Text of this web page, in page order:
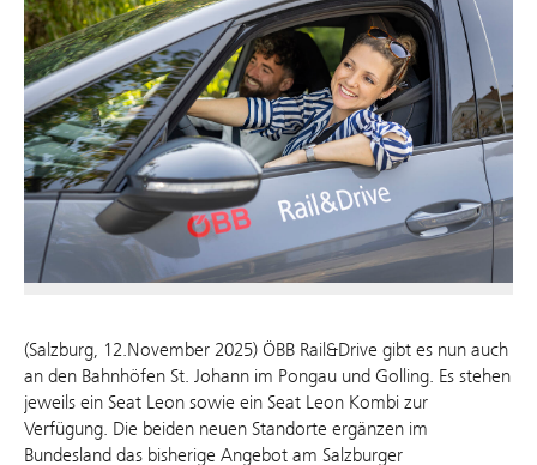
(Salzburg, 12.November 2025) ÖBB Rail&Drive gibt es nun auch
an den Bahnhöfen St. Johann im Pongau und Golling. Es stehen
jeweils ein Seat Leon sowie ein Seat Leon Kombi zur
Verfügung. Die beiden neuen Standorte ergänzen im
Bundesland das bisherige Angebot am Salzburger